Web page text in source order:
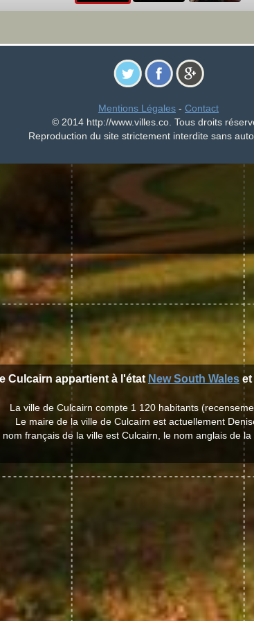
Mentions Légales - Contact
© 2014 http://www.villes.co. Tous droits
Reproduction du site strictement interdite sans
Culcairn appartient à l'état New South Wales et
La ville de Culcairn compte 1 120 habitants
Le maire de la ville de Culcairn est actuellement
nom français de la ville est Culcairn, le nom anglais de la